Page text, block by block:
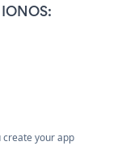
create your app